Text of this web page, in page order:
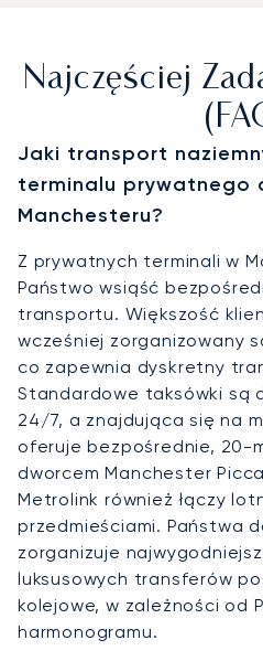
Najczęściej
Jaki transport
terminalu prywatnego
Manchesteru?
Z prywatnych terminali w
Państwo wsiąść
transportu. Większość
wcześniej zorganizowany
co zapewnia dyskretny
Standardowe taksówki są
24/7, a znajdująca się na
oferuje bezpośrednie, 20-
dworcem Manchester
Metrolink również łączy
przedmieściami. Państwa
zorganizuje
luksusowych transferów
kolejowe, w zależności od
harmonogramu.